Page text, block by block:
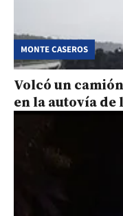
MONTE CASEROS
Volcó un
en la autovía de